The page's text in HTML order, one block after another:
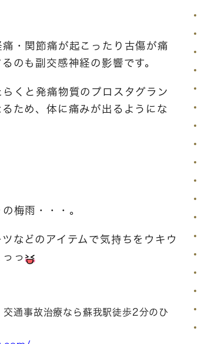
・関節痛が起こったり古傷が痛
のも副交感神経の影響です。
くと発痛物質のプロスタグラン
ため、体に痛みが出るようにな
梅雨・・・。
などのアイテムで気持ちをウキウ
っ
交通事故治療なら蘇我駅徒歩2分のひ